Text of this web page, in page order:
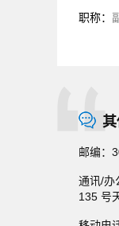
职称：
邮编：
通讯/办
135 号